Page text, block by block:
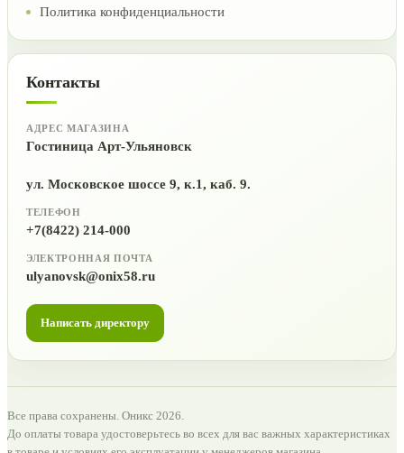
Политика конфиденциальности
Контакты
АДРЕС МАГАЗИНА
Гостиница Арт-Ульяновск
ул. Московское шоссе 9, к.1, каб. 9.
ТЕЛЕФОН
+7(8422) 214-000
ЭЛЕКТРОННАЯ ПОЧТА
ulyanovsk@onix58.ru
Написать директору
Все права сохранены. Оникс 2026.
До оплаты товара удостоверьтесь во всех для вас важных характеристиках